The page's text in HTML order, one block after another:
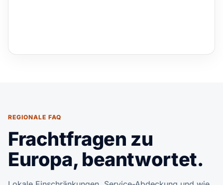
REGIONALE FAQ
Frachtfragen zu
Europa, beantwortet.